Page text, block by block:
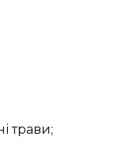
трави;